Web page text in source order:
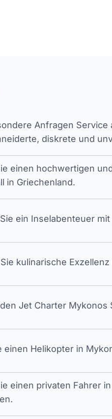
Anfragen
diskrete und
einen hochwertigen
in Griechenland.
ein Inselabenteuer
kulinarische
Jet Charter
einen Helikopter in
einen privaten Fahrer